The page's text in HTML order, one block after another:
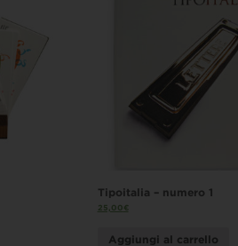
Tipoitalia – numero 1
25,00€
Aggiungi al carrello